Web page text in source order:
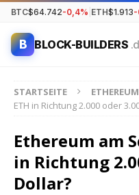
BTC$64.742-0,4% ETH$1.913-
B BLOCK-BUILDERS
STARTSEITE ETHEREUM
ETH in Richtung 2.000 oder
Ethereum am
in Richtung
Dollar?